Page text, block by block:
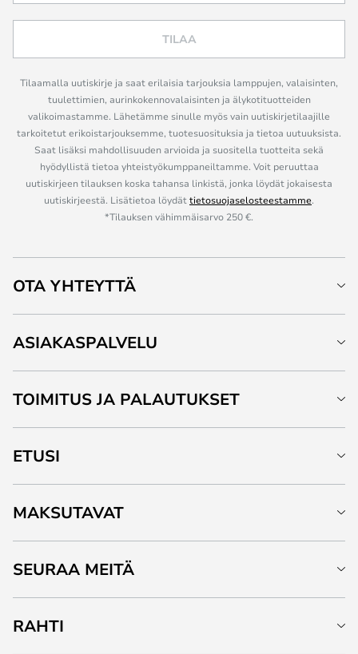
TILAA
Tilaamalla uutiskirje ja saat erilaisia tarjouksia lamppujen, valaisinten,
tuulettimien, aurinkokennovalaisinten ja älykotituotteiden
valikoimastamme. Lähetämme sinulle myös vain uutiskirjetilaajille
tarkoitetut erikoistarjouksemme, tuotesuosituksia ja tietoa uutuuksista.
Saat lisäksi mahdollisuuden arvioida ja suositella tuotteita sekä
hyödyllistä tietoa yhteistyökumppaneiltamme. Voit peruuttaa
uutiskirjeen tilauksen koska tahansa linkistä, jonka löydät jokaisesta
uutiskirjeestä. Lisätietoa löydättietosuojaselosteestamme.
*Tilauksen vähimmäisarvo 250 €.
OTA YHTEYTTÄ
ASIAKASPALVELU
TOIMITUS JA PALAUTUKSET
ETUSI
MAKSUTAVAT
SEURAA MEITÄ
RAHTI